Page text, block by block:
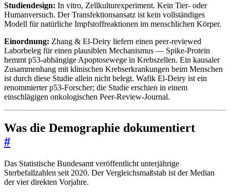
Studiendesign: In vitro, Zellkulturexperiment. Kein Tier- oder
Humanversuch. Der Transfektionsansatz ist kein vollständiges
Modell für natürliche Impfstoffreaktionen im menschlichen Körper.
Einordnung: Zhang & El-Deiry liefern einen peer-reviewed
Laborbeleg für einen plausiblen Mechanismus — Spike-Protein
hemmt p53-abhängige Apoptosewege in Krebszellen. Ein kausaler
Zusammenhang mit klinischen Krebserkrankungen beim Menschen
ist durch diese Studie allein nicht belegt. Wafik El-Deiry ist ein
renommierter p53-Forscher; die Studie erschien in einem
einschlägigen onkologischen Peer-Review-Journal.
Was die Demographie dokumentiert
#
Das Statistische Bundesamt veröffentlicht unterjährige
Sterbefallzahlen seit 2020. Der Vergleichsmaßstab ist der Median
der vier direkten Vorjahre.